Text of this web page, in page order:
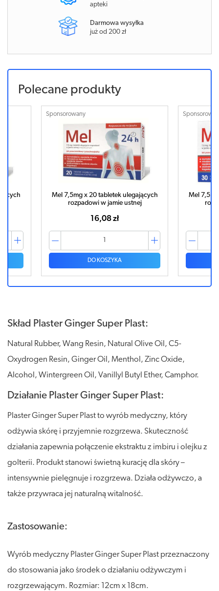
apteki
Darmowa wysyłka
już od 200 zł
Polecane produkty
Sponsorowany
Mel 7,5mg x 20 tabletek ulegających
rozpadowi w jamie ustnej
16,08 zł
DO KOSZYKA
Mel
Skład Plaster Ginger Super Plast:
Natural Rubber, Wang Resin, Natural Olive Oil, C5-
Oxydrogen Resin, Ginger Oil, Menthol, Zinc Oxide,
Alcohol, Wintergreen Oil, Vanillyl Butyl Ether, Camphor.
Działanie Plaster Ginger Super Plast:
Plaster Ginger Super Plast to wyrób medyczny, który
odżywia skórę i przyjemnie rozgrzewa. Skuteczność
działania zapewnia połączenie ekstraktu z imbiru i olejku z
golterii. Produkt stanowi świetną kurację dla skóry –
intensywnie pielęgnuje i rozgrzewa. Działa odżywczo, a
także przywraca jej naturalną witalność.
Zastosowanie:
Wyrób medyczny Plaster Ginger Super Plast przeznaczony
do stosowania jako środek o działaniu odżywczym i
rozgrzewającym. Rozmiar: 12cm x 18cm.